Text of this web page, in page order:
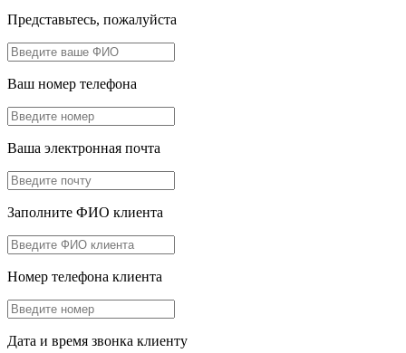
Представьтесь, пожалуйста
Ваш номер телефона
Ваша электронная почта
Заполните ФИО клиента
Номер телефона клиента
Дата и время звонка клиенту